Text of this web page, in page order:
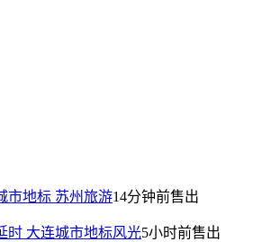
市地标 苏州旅游14分钟前售出
时 大连城市地标风光5小时前售出